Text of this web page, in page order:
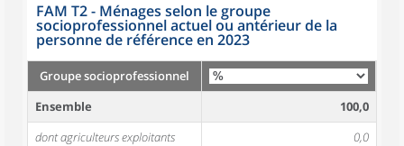
FAM T2 - Ménages selon le groupe
socioprofessionnel actuel ou antérieur de la
personne de référence en 2023
Groupe socioprofessionnel
Ensemble
100,0
dont agriculteurs exploitants
0,0